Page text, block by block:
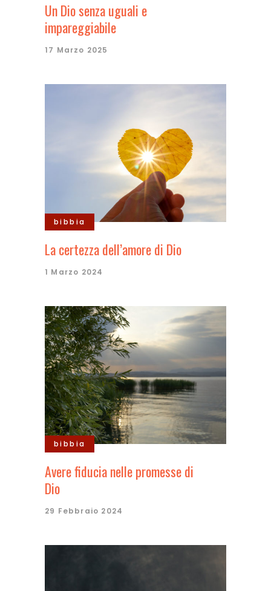
Un Dio senza uguali e
impareggiabile
17 Marzo 2025
bibbia
La certezza dell’amore di Dio
1 Marzo 2024
bibbia
Avere fiducia nelle promesse di
Dio
29 Febbraio 2024